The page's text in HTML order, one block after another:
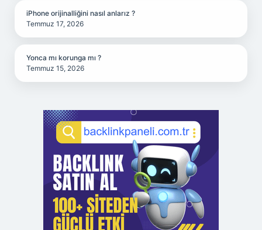
iPhone orijinalliğini nasıl anlarız ?
Temmuz 17, 2026
Yonca mı korunga mı ?
Temmuz 15, 2026